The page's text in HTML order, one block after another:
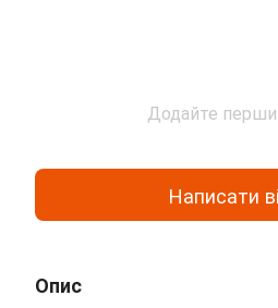
Додайте
Написати
Опис